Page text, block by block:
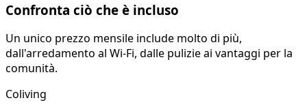
Confronta ciò che è incluso
Un unico prezzo mensile include molto di più,
dall'arredamento al Wi-Fi, dalle pulizie ai vantaggi per la
comunità.
Coliving